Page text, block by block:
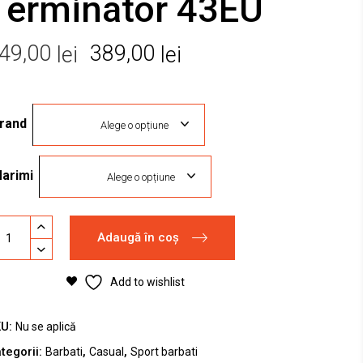
43EU
lei Prețul
a
fost:
649,00 lei.
389,00 lei
este:
389,00 lei.
Alege o opțiune
Alege o opțiune
Adaugă în coș
Add to wishlist
Nu se aplică
Barbati, Casual , Sport barbati